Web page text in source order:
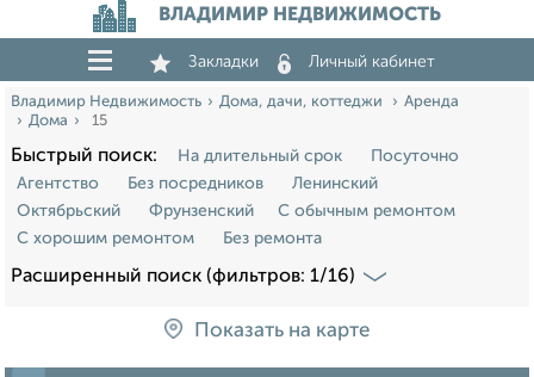
ВЛАДИМИР НЕДВИЖИМОСТЬ
Закладки Личный кабинет
Владимир Недвижимость Дома, дачи, коттеджи
Аренда
Дома
15
Быстрый поиск: На длительный срок
Посуточно
Агентство
Без посредников
Ленинский
Октябрьский
Фрунзенский
С обычным ремонтом
С хорошим ремонтом
Без ремонта
Расширенный поиск (фильтров: 1/16)
Показать на карте